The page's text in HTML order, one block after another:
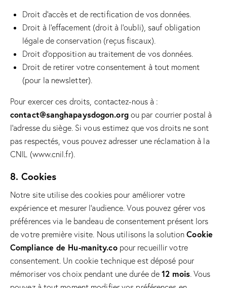
Droit d’accès et de rectification de vos données.
Droit à l’effacement (droit à l’oubli), sauf obligation
légale de conservation (reçus fiscaux).
Droit d’opposition au traitement de vos données.
Droit de retirer votre consentement à tout moment
(pour la newsletter).
Pour exercer ces droits, contactez-nous à :
contact@sanghapaysdogon.orgou par courrier postal à
l’adresse du siège. Si vous estimez que vos droits ne sont
pas respectés, vous pouvez adresser une réclamation à la
CNIL (www.cnil.fr).
8. Cookies
Notre site utilise des cookies pour améliorer votre
expérience et mesurer l’audience. Vous pouvez gérer vos
préférences via le bandeau de consentement présent lors
de votre première visite. Nous utilisons la solutionCookie
Compliance de Hu-manity.copour recueillir votre
consentement. Un cookie technique est déposé pour
mémoriser vos choix pendant une durée de12 mois. Vous